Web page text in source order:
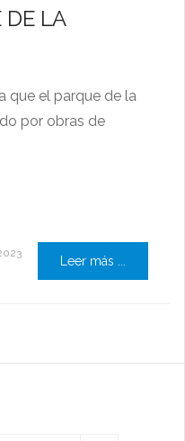
DE LA
que el parque de la
por obras de
Leer más ...